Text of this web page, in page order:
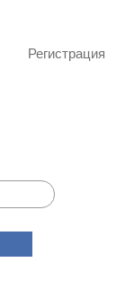
Регистрация